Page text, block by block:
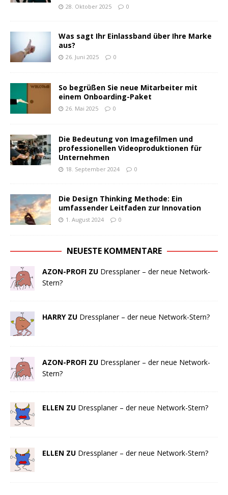
28. Oktober 2025 0
Was sagt Ihr Einlassband über Ihre Marke
aus?
26. Juni 2025 0
So begrüßen Sie neue Mitarbeiter mit
einem Onboarding-Paket
26. Mai 2025 0
Die Bedeutung von Imagefilmen und
professionellen Videoproduktionen für
Unternehmen
18. September 2024 0
Die Design Thinking Methode: Ein
umfassender Leitfaden zur Innovation
1. August 2024 0
NEUESTE KOMMENTARE
AZON-PROFI ZU Dressplaner – der neue Network-
Stern?
HARRY ZU Dressplaner – der neue Network-Stern?
AZON-PROFI ZU Dressplaner – der neue Network-
Stern?
ELLEN ZU Dressplaner – der neue Network-Stern?
ELLEN ZU Dressplaner – der neue Network-Stern?